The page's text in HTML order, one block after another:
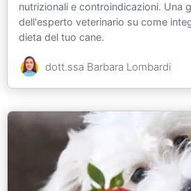
nutrizionali e controindicazioni. Una
dell'esperto veterinario su come
dieta del tuo cane.
dott.ssa Barbara Lombardi